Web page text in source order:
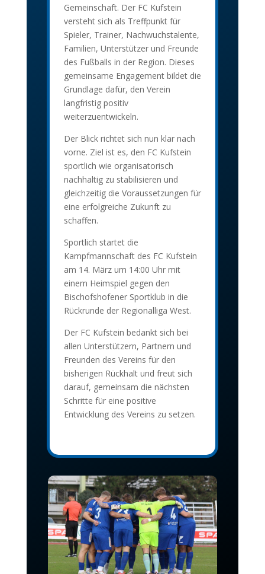
Gemeinschaft. Der FC Kufstein
versteht sich als Treffpunkt für
Spieler, Trainer, Nachwuchstalente,
Familien, Unterstützer und Freunde
des Fußballs in der Region. Dieses
gemeinsame Engagement bildet die
Grundlage dafür, den Verein
langfristig positiv
weiterzuentwickeln.
Der Blick richtet sich nun klar nach
vorne. Ziel ist es, den FC Kufstein
sportlich wie organisatorisch
nachhaltig zu stabilisieren und
gleichzeitig die Voraussetzungen für
eine erfolgreiche Zukunft zu
schaffen.
Sportlich startet die
Kampfmannschaft des FC Kufstein
am 14. März um 14:00 Uhr mit
einem Heimspiel gegen den
Bischofshofener Sportklub in die
Rückrunde der Regionalliga West.
Der FC Kufstein bedankt sich bei
allen Unterstützern, Partnern und
Freunden des Vereins für den
bisherigen Rückhalt und freut sich
darauf, gemeinsam die nächsten
Schritte für eine positive
Entwicklung des Vereins zu setzen.